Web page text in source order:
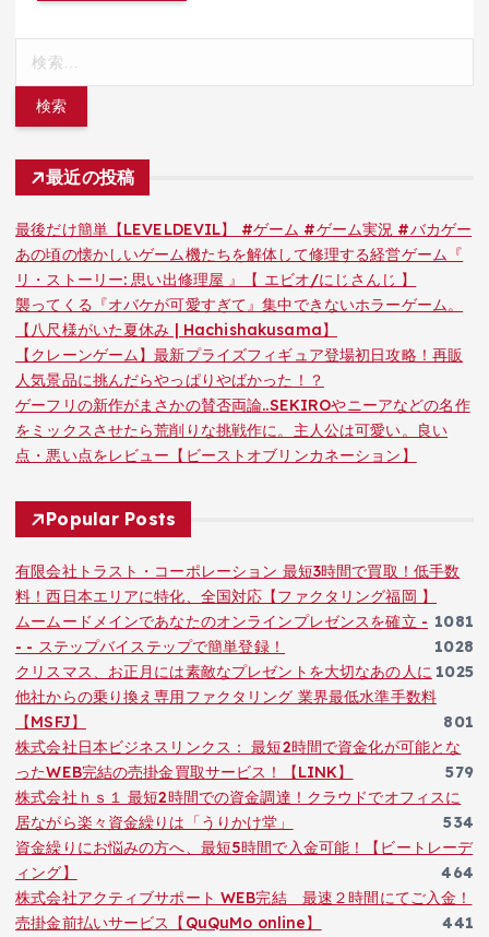
最近の投稿
最後だけ簡単【LEVELDEVIL】 #ゲーム #ゲーム実況 #バカゲー
あの頃の懐かしいゲーム機たちを解体して修理する経営ゲーム『
リ・ストーリー: 思い出修理屋 』【 エビオ/にじさんじ 】
襲ってくる『オバケが可愛すぎて』集中できないホラーゲーム。
【八尺様がいた夏休み | Hachishakusama】
【クレーンゲーム】最新プライズフィギュア登場初日攻略！再販
人気景品に挑んだらやっぱりやばかった！？
ゲーフリの新作がまさかの賛否両論..SEKIROやニーアなどの名作
をミックスさせたら荒削りな挑戦作に。主人公は可愛い。良い
点・悪い点をレビュー【ビーストオブリンカネーション】
Popular Posts
有限会社トラスト・コーポレーション 最短3時間で買取！低手数
料！西日本エリアに特化、全国対応【ファクタリング福岡 】
1081
ムームードメインであなたのオンラインプレゼンスを確立 -
- - ステップバイステップで簡単登録！
1028
クリスマス、お正月には素敵なプレゼントを大切なあの人に 1025
他社からの乗り換え専用ファクタリング 業界最低水準手数料
【MSFJ】
801
株式会社日本ビジネスリンクス： 最短2時間で資金化が可能とな
ったWEB完結の売掛金買取サービス！【LINK】
579
株式会社ｈｓ１ 最短2時間での資金調達！クラウドでオフィスに
居ながら楽々資金繰りは「うりかけ堂」
534
資金繰りにお悩みの方へ、最短5時間で入金可能！【ビートレーデ
ィング】
464
株式会社アクティブサポート WEB完結 最速２時間にてご入金！
売掛金前払いサービス【QuQuMo online】
441